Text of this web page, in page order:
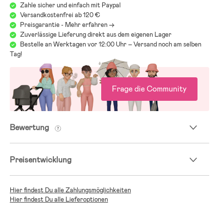
Zahle sicher und einfach mit Paypal
Versandkostenfrei ab 120 €
Preisgarantie - Mehr erfahren ->
Zuverlässige Lieferung direkt aus dem eigenen Lager
Bestelle an Werktagen vor 12:00 Uhr – Versand noch am selben
Tag!
Frage die Community
Bewertung
Preisentwicklung
Hier findest Du alle Zahlungsmöglichkeiten
Hier findest Du alle Lieferoptionen